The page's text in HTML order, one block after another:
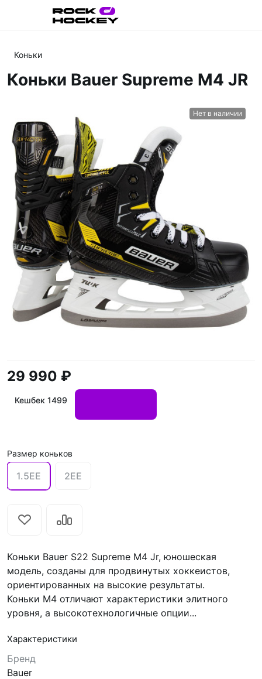
Коньки
Коньки Bauer Supreme M4 JR
Нет в наличии
29 990 ₽
Кешбек 1499
Размер коньков
1.5EE 2EE
Коньки Bauer S22 Supreme M4 Jr, юношеская
модель, созданы для продвинутых хоккеистов,
ориентированных на высокие результаты.
Коньки M4 отличают характеристики элитного
уровня, а высокотехнологичные опции...
Характеристики
Бренд
Bauer